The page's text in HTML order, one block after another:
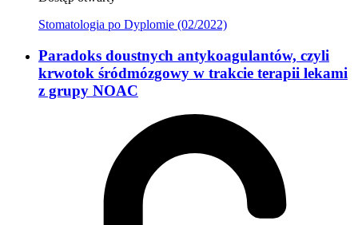
Stomatologia po Dyplomie (02/2022)
Paradoks doustnych antykoagulantów, czyli
krwotok śródmózgowy w trakcie terapii lekami
z grupy NOAC